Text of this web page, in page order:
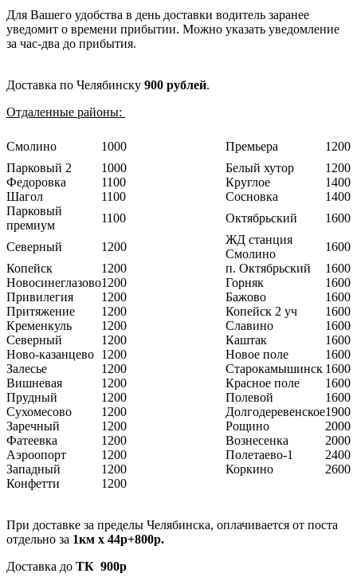
Для Вашего удобства в день доставки водитель заранее
уведомит о времени прибытии. Можно указать уведомление
за час-два до прибытия.
Доставка по Челябинску 900 рублей.
Отдаленные районы:
Смолино 1000 Премьера
1200
Парковый 2
1000 Белый хутор
1200
Федоровка
1100 Круглое
1400
Шагол
1100 Сосновка
1400
Парковый
премиум
1100 Октябрьский 1600
Северный 1200
ЖД станция
Смолино
1600
Копейск
1200 п. Октябрьский
1600
Новосинеглазово1200 Горняк
1600
Привилегия
1200 Бажово
1600
Притяжение
1200 Копейск 2 уч
1600
Кременкуль
1200 Славино
1600
Северный
1200 Каштак
1600
Ново-казанцево 1200 Новое поле
1600
Залесье
1200 Старокамышинск 1600
Вишневая
1200 Красное поле
1600
Прудный
1200 Полевой
1600
Сухомесово
1200 Долгодеревенское1900
Заречный
1200 Рощино
2000
Фатеевка
1200 Вознесенка
2000
Аэроопорт
1200 Полетаево-1
2400
Западный
1200 Коркино
2600
Конфетти
1200
При доставке за пределы Челябинска, оплачивается от поста
отдельно за 1км х 44р+800р.
Доставка до ТК 900р